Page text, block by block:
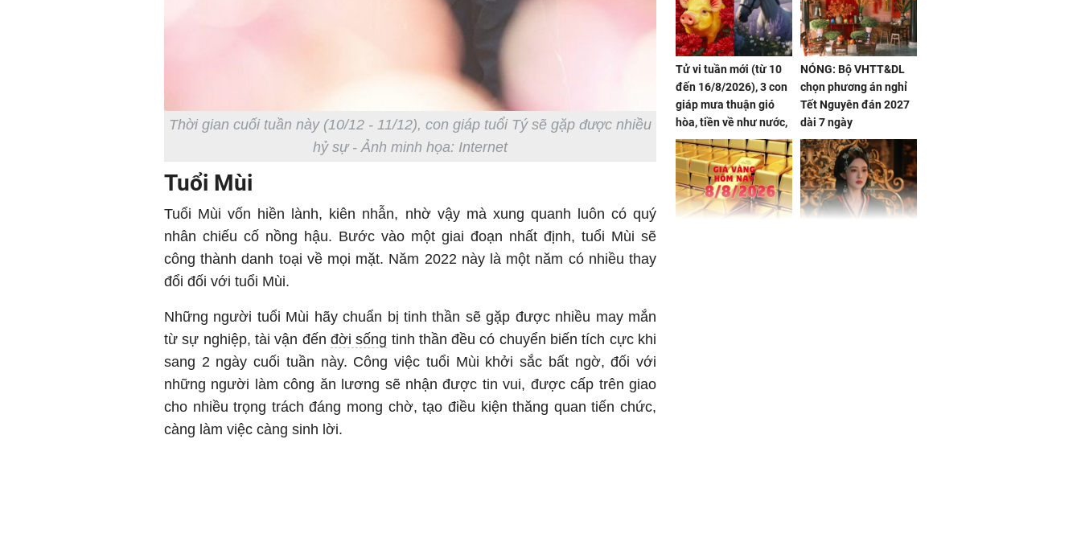
Thời gian cuối tuần này (10/12 - 11/12), con giáp tuổi Tý sẽ gặp được nhiều
hỷ sự - Ảnh minh họa: Internet
Tuổi Mùi
Tuổi Mùi vốn hiền lành, kiên nhẫn, nhờ vậy mà xung quanh luôn có quý
nhân chiếu cố nồng hậu. Bước vào một giai đoạn nhất định, tuổi Mùi sẽ
công thành danh toại về mọi mặt. Năm 2022 này là một năm có nhiều thay
đổi đối với tuổi Mùi.
Những người tuổi Mùi hãy chuẩn bị tinh thần sẽ gặp được nhiều may mắn
từ sự nghiệp, tài vận đến đời sống tinh thần đều có chuyển biến tích cực khi
sang 2 ngày cuối tuần này. Công việc tuổi Mùi khởi sắc bất ngờ, đối với
những người làm công ăn lương sẽ nhận được tin vui, được cấp trên giao
cho nhiều trọng trách đáng mong chờ, tạo điều kiện thăng quan tiến chức,
càng làm việc càng sinh lời.
Tử vi tuần mới (từ 10
đến 16/8/2026), 3 con
giáp mưa thuận gió
hòa, tiền về như nước,
bạc vàng dư dả, Phú
Quý Vinh Hoa, vận
trình khai sáng
NÓNG: Bộ VHTT&DL
chọn phương án nghỉ
Tết Nguyên đán 2027
dài 7 ngày